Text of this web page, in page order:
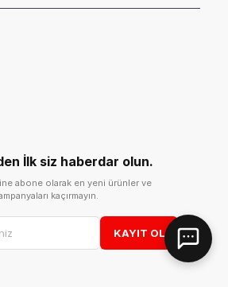
İlk siz haberdar olun.
abone olarak en yeni ürünler ve
kaçırmayın.
KAYIT OL